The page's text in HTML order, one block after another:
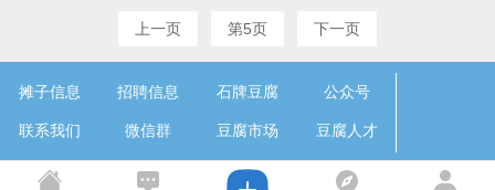
上一页 第5页 下一页
摊子信息 招聘信息 石牌豆腐 公众号
联系我们 微信群 豆腐市场 豆腐人才